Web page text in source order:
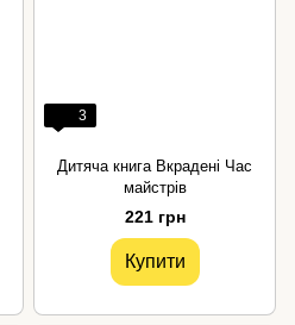
3
Дитяча книга Вкрадені Час
майстрів
221 грн
Купити